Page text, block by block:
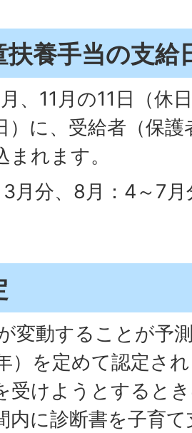
扶養手当の支給
、11月の11日（休
）に、受給者（保
れます。
3月分、8月：4～7
変動することが予
）を定めて認定さ
受けようとすると
内に診断書を子育